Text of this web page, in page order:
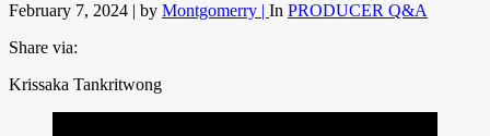
February 7, 2024 | by Montgomerry | In PRODUCER Q&A
Share via:
Krissaka Tankritwong